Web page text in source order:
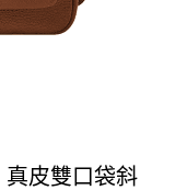
真皮雙口袋斜